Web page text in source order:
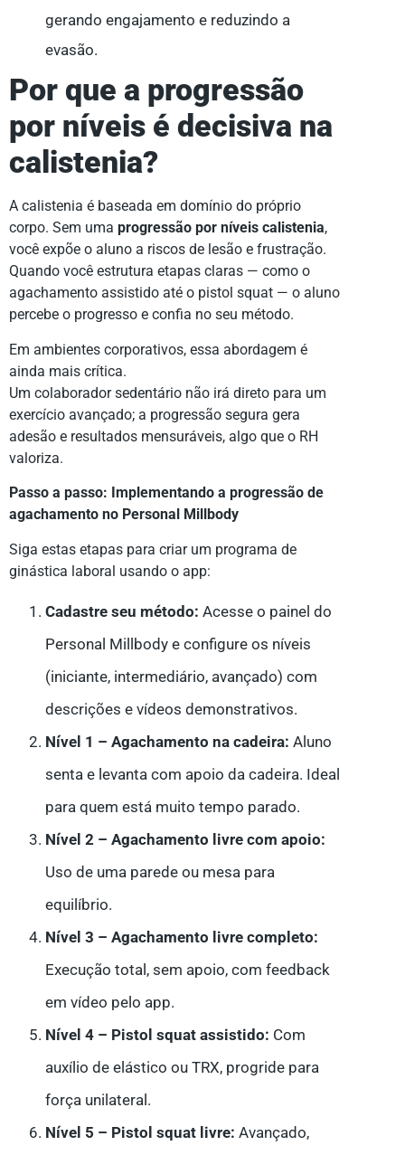
gerando engajamento e reduzindo a
evasão.
Por que a progressão
por níveis é decisiva na
calistenia?
A calistenia é baseada em domínio do próprio
corpo. Sem uma progressão por níveis calistenia,
você expõe o aluno a riscos de lesão e frustração.
Quando você estrutura etapas claras — como o
agachamento assistido até o pistol squat — o aluno
percebe o progresso e confia no seu método.
Em ambientes corporativos, essa abordagem é
ainda mais crítica.
Um colaborador sedentário não irá direto para um
exercício avançado; a progressão segura gera
adesão e resultados mensuráveis, algo que o RH
valoriza.
Passo a passo: Implementando a progressão de
agachamento no Personal Millbody
Siga estas etapas para criar um programa de
ginástica laboral usando o app:
Cadastre seu método: Acesse o painel do
Personal Millbody e configure os níveis
(iniciante, intermediário, avançado) com
descrições e vídeos demonstrativos.
Nível 1 – Agachamento na cadeira: Aluno
senta e levanta com apoio da cadeira. Ideal
para quem está muito tempo parado.
Nível 2 – Agachamento livre com apoio:
Uso de uma parede ou mesa para
equilíbrio.
Nível 3 – Agachamento livre completo:
Execução total, sem apoio, com feedback
em vídeo pelo app.
Nível 4 – Pistol squat assistido: Com
auxílio de elástico ou TRX, progride para
força unilateral.
Nível 5 – Pistol squat livre: Avançado,